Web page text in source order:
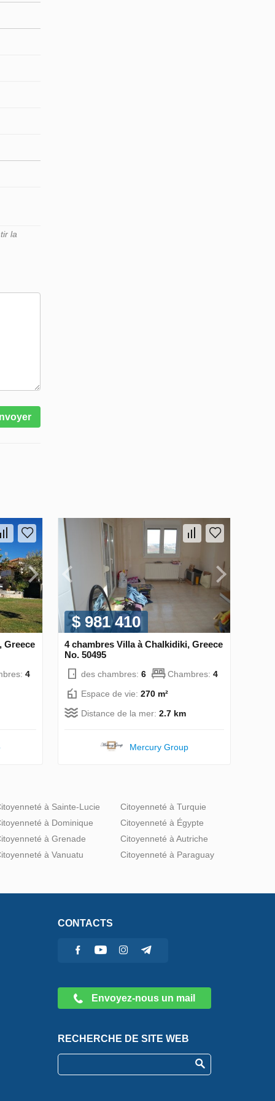
la
Greece
4
$ 981 410
4 chambres Villa à Chalkidiki, Greece
No. 50495
des chambres: 6 Chambres: 4
Espace de vie: 270 m²
Distance de la mer: 2.7 km
Mercury Group
à Sainte-Lucie
à Dominique
à Grenade
à Vanuatu
Citoyenneté à Turquie
Citoyenneté à Égypte
Citoyenneté à Autriche
Citoyenneté à Paraguay
CONTACTS
Envoyez-nous un mail
RECHERCHE DE SITE WEB